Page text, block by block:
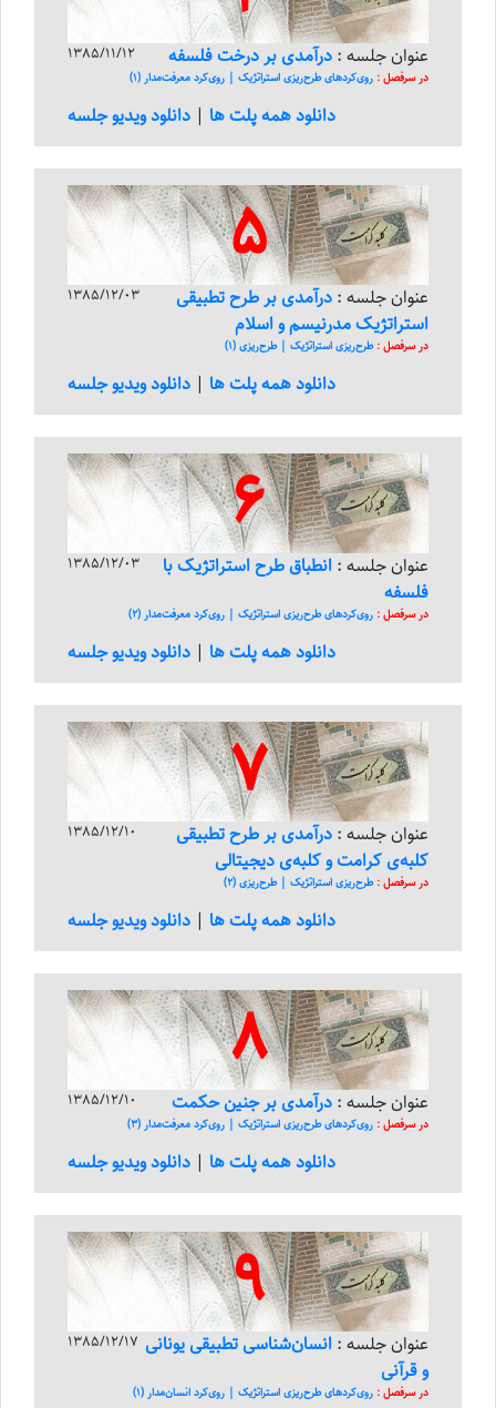
1385/11/12 عنوان جلسه : درآمدی بر درخت فلسفه
در سرفصل : روی‌کرد‌های طرح‌ریزی استراتژیک | روی‌کرد معرفت‌مدار (1)
دانلود همه پلت ها | دانلود ویدیو جلسه
5
1385/12/03 عنوان جلسه : درآمدی بر طرح تطبیقی
استراتژیک مدرنیسم و اسلام
در سرفصل :طرح‌ریزی استراتژیک | طرح‌ریزی (1)
دانلود همه پلت ها | دانلود ویدیو جلسه
6
1385/12/03 عنوان جلسه : انطباق طرح استراتژیک با
فلسفه
در سرفصل : روی‌کرد‌های طرح‌ریزی استراتژیک | روی‌کرد معرفت‌مدار (2)
دانلود همه پلت ها | دانلود ویدیو جلسه
7
1385/12/10 عنوان جلسه : درآمدی بر طرح تطبیقی
کلبه‌ی کرامت و کلبه‌ی دیجیتالی
در سرفصل :طرح‌ریزی استراتژیک | طرح‌ریزی (2)
دانلود همه پلت ها | دانلود ویدیو جلسه
8
1385/12/10 عنوان جلسه : درآمدی بر جنین حکمت
در سرفصل : روی‌کرد‌های طرح‌ریزی استراتژیک | روی‌کرد معرفت‌مدار (3)
دانلود همه پلت ها | دانلود ویدیو جلسه
9
1385/12/17 عنوان جلسه : انسان‌شناسی تطبیقی یونانی
و قرآنی
در سرفصل : روی‌کرد‌های طرح‌ریزی استراتژیک | روی‌کرد انسان‌مدار (1)